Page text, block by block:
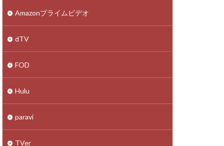
Amazonプライムビデオ
dTV
FOD
Hulu
paravi
TVer